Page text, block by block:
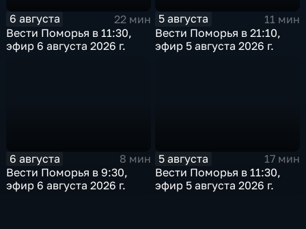
6 августа
22 мин
Вести Поморья в 11:30,
эфир 6 августа 2026 г.
5 августа
11 мин
Вести Поморья в 21:10,
эфир 5 августа 2026 г.
6 августа
8 мин
Вести Поморья в 9:30,
эфир 6 августа 2026 г.
5 августа
17 мин
Вести Поморья в 11:30,
эфир 5 августа 2026 г.